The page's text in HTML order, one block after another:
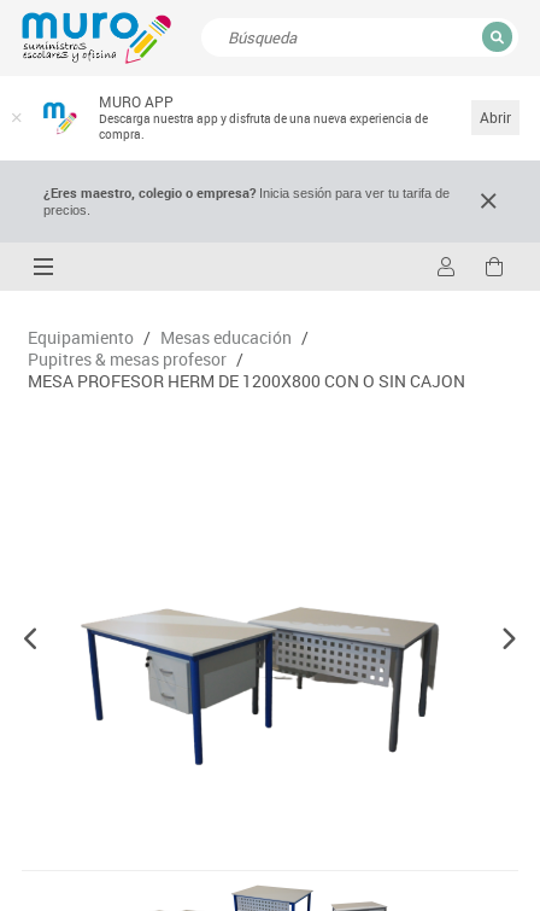
MURO APP
Descarga nuestra app y disfruta de una nueva experiencia de
compra.
Abrir
¿Eres maestro, colegio o empresa?Inicia sesión para ver tu tarifa de
precios.
Equipamiento / Mesas educación /
Pupitres & mesas profesor /
MESA PROFESOR HERM DE 1200X800 CON O SIN CAJON